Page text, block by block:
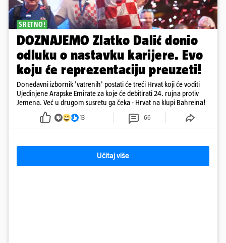
SRETNO!
DOZNAJEMO Zlatko Dalić donio
odluku o nastavku karijere. Evo
koju će reprezentaciju preuzeti!
Donedavni izbornik 'vatrenih' postati će treći Hrvat koji će voditi
Ujedinjene Arapske Emirate za koje će debitirati 24. rujna protiv
Jemena. Već u drugom susretu ga čeka - Hrvat na klupi Bahreina!
13 66
Učitaj više